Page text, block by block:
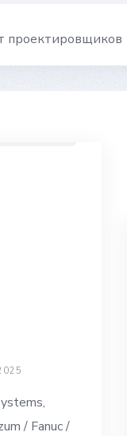
проектировщиков
/ Fanuc /